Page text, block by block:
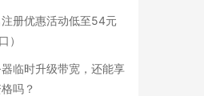
册优惠活动低至54元
）
临时升级带宽，还能享
吗？